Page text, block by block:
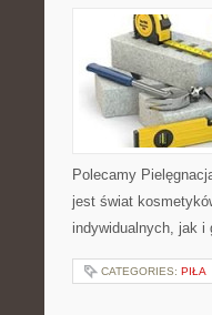
Polecamy
jest świat
indywidualnych, jak
CATEGORIES: PIŁA